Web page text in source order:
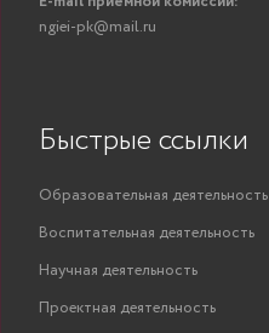
ngiei-pk@mail.ru
Быстрые ссылки
Образовательная деятельность
Воспитательная деятельность
Научная деятельность
Проектная деятельность